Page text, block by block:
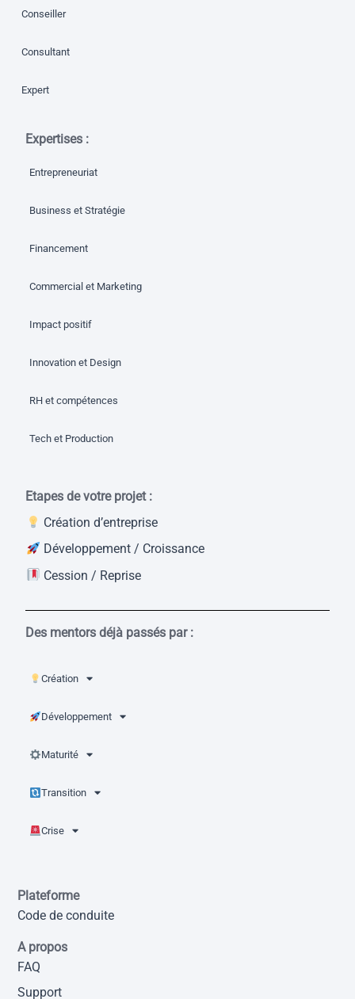
Conseiller
Consultant
Expert
Expertises :
Entrepreneuriat
Business et Stratégie
Financement
Commercial et Marketing
Impact positif
Innovation et Design
RH et compétences
Tech et Production
Etapes de votre projet :
Création d’entreprise
Développement / Croissance
Cession / Reprise
Des mentors déjà passés par :
Création
Développement
Maturité
Transition
Crise
Plateforme
Code de conduite
A propos
FAQ
Support